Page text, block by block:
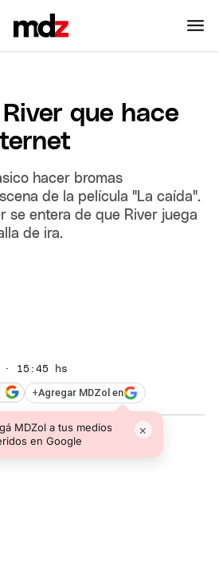
que hace
hacer bromas
de la película "La caída".
se entera de que River juega
de ira.
15:45 hs
+Agregar MDZol en
MDZol a tus medios
en Google
×